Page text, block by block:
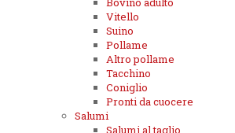
Vitello
Suino
Pollame
Altro pollame
Tacchino
Coniglio
Pronti da cuocere
Salumi
Salumi al taglio